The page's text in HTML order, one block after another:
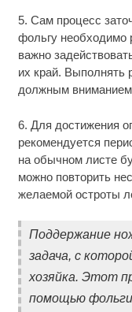
5. Сам процесс
фольгу необходимо
важно
их край. Выполнять
должным
6. Для достижения
рекомендуется
на обычном листе
можно повторить
желаемой остроты
Поддержание
задача, с
хозяйка. Этот
помощью фольги